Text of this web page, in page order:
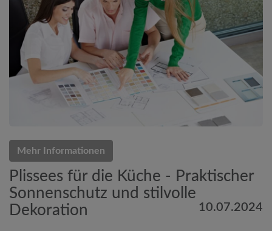
Mehr Informationen
Plissees für die Küche - Praktischer
Sonnenschutz und stilvolle
Dekoration
10.07.2024